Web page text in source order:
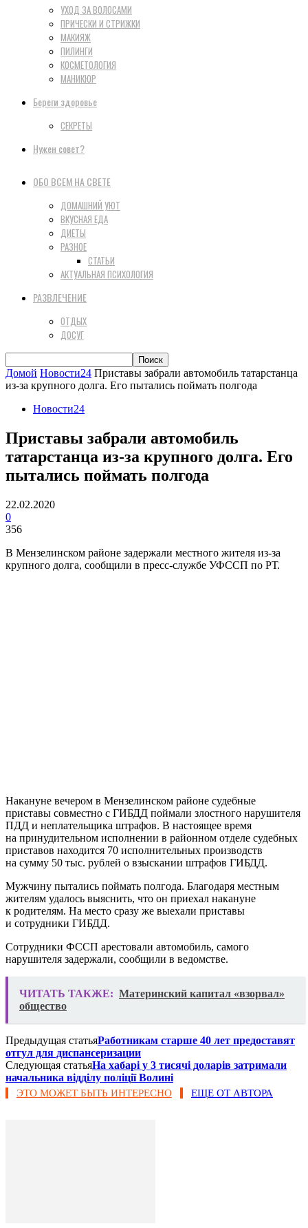
УХОД ЗА ВОЛОСАМИ
ПРИЧЕСКИ И СТРИЖКИ
МАКИЯЖ
ПИЛИНГИ
КОСМЕТОЛОГИЯ
МАНИКЮР
Береги здоровье
СЕКРЕТЫ
Нужен совет?
ОБО ВСЕМ НА СВЕТЕ
ДОМАШНИЙ УЮТ
ВКУСНАЯ ЕДА
ДИЕТЫ
РАЗНОЕ
СТАТЬИ
АКТУАЛЬНАЯ ПСИХОЛОГИЯ
РАЗВЛЕЧЕНИЕ
ОТДЫХ
ДОСУГ
Домой Новости24 Приставы забрали автомобиль татарстанца
из-за крупного долга. Его пытались поймать полгода
Новости24
Приставы забрали автомобиль
татарстанца из-за крупного долга. Его
пытались поймать полгода
22.02.2020
0
356
В Мензелинском районе задержали местного жителя из-за
крупного долга, сообщили в пресс-службе УФССП по РТ.
Накануне вечером в Мензелинском районе судебные
приставы совместно с ГИБДД поймали злостного нарушителя
ПДД и неплательщика штрафов. В настоящее время
на принудительном исполнении в районном отделе судебных
приставов находится 70 исполнительных производств
на сумму 50 тыс. рублей о взыскании штрафов ГИБДД.
Мужчину пытались поймать полгода. Благодаря местным
жителям удалось выяснить, что он приехал накануне
к родителям. На место сразу же выехали приставы
и сотрудники ГИБДД.
Сотрудники ФССП арестовали автомобиль, самого
нарушителя задержали, сообщили в ведомстве.
ЧИТАТЬ ТАКЖЕ: Материнский капитал «взорвал»
общество
Предыдущая статьяРаботникам старше 40 лет предоставят
отгул для диспансеризации
Следующая статьяНа хабарі у 3 тисячі доларів затримали
начальника відділу поліції Волині
ЭТО МОЖЕТ БЫТЬ ИНТЕРЕСНО ЕЩЕ ОТ АВТОРА